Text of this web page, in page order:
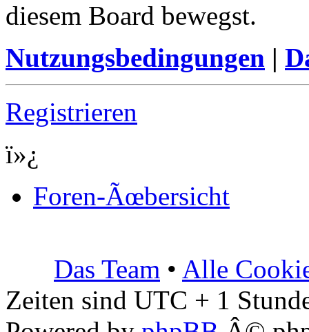
diesem Board bewegst.
Nutzungsbedingungen |
Registrieren
ï»¿
Foren-Ãœbersicht
Das Team • Alle
Zeiten sind UTC + 1